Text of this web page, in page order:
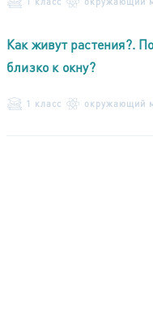
Как живут растения?.
близко к окну?
1 класс окружающий